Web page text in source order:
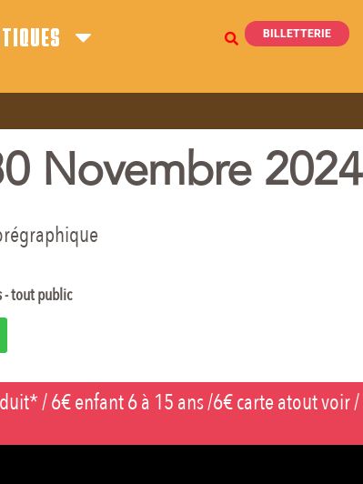
BILLETTERIE
Novembre 2024
- tout public
/ 6€ enfant 6 à 15 ans /6€ carte atout voir /